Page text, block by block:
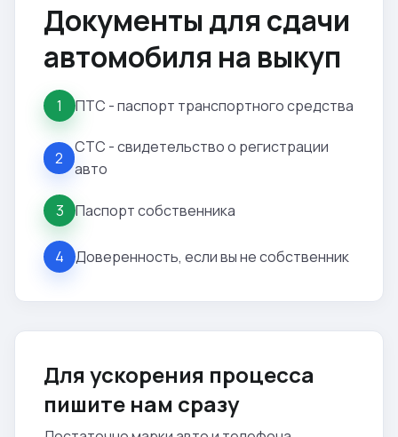
Документы для сдачи
автомобиля на выкуп
1 ПТС - паспорт транспортного средства
2
СТС - свидетельство о регистрации
авто
3 Паспорт собственника
4 Доверенность, если вы не собственник
Для ускорения процесса
пишите нам сразу